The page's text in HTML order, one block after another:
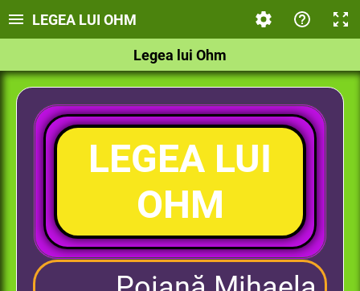
LEGEA LUI OHM
Legea lui Ohm
LEGEA LUI
OHM